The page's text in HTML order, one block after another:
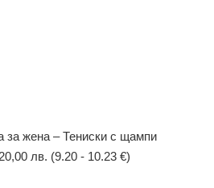
за жена – Тениски с щампи
20,00 лв. (9.20 - 10.23 €)